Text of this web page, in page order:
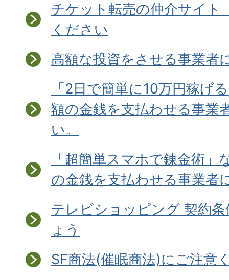
チケット転売の仲介サイト
ください
高額な投資をさせる事業者
「2日で簡単に10万円稼げ
額の金銭を支払わせる事業
い。
「超簡単スマホで錬金術
の金銭を支払わせる事業者
テレビショッピング 契約
ょう
SF商法(催眠商法)にご注意